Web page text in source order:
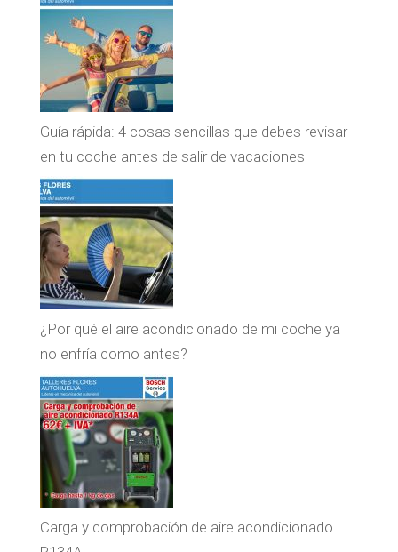
Guía rápida: 4 cosas sencillas que debes revisar
en tu coche antes de salir de vacaciones
¿Por qué el aire acondicionado de mi coche ya
no enfría como antes?
Carga y comprobación de aire acondicionado